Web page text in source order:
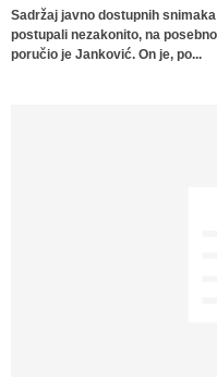
Sadržaj javno dostupnih
postupali nezakonito, na
poručio je Janković. On je, po...